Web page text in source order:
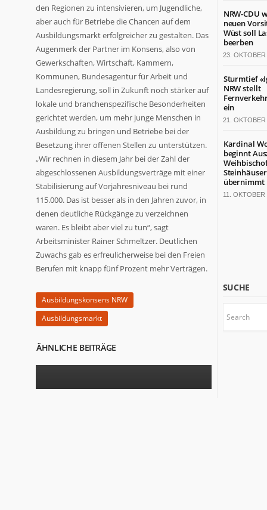
den Regionen zu intensivieren, um Jugendliche,
aber auch für Betriebe die Chancen auf dem
Ausbildungsmarkt erfolgreicher zu gestalten. Das
Augenmerk der Partner im Konsens, also von
Gewerkschaften, Wirtschaft, Kammern,
Kommunen, Bundesagentur für Arbeit und
Landesregierung, soll in Zukunft noch stärker auf
lokale und branchenspezifische Besonderheiten
gerichtet werden, um mehr junge Menschen in
Ausbildung zu bringen und Betriebe bei der
Besetzung ihrer offenen Stellen zu unterstützen.
„Wir rechnen in diesem Jahr bei der Zahl der
abgeschlossenen Ausbildungsverträge mit einer
Stabilisierung auf Vorjahresniveau bei rund
115.000. Das ist besser als in den Jahren zuvor, in
denen deutliche Rückgänge zu verzeichnen
waren. Es bleibt aber viel zu tun“, sagt
Arbeitsminister Rainer Schmeltzer. Deutlichen
Zuwachs gab es erfreulicherweise bei den Freien
Berufen mit knapp fünf Prozent mehr Verträgen.
Ausbildungskonsens NRW
Ausbildungsmarkt
ÄHNLICHE BEITRÄGE
NRW-CDU
neuen
Wüst soll
beerben
23. OKTOBER
Sturmtief
NRW stellt
ein
21. OKTOBER
Kardinal
beginnt
Steinhäuser
übernimmt
11. OKTOBER
SUCHE